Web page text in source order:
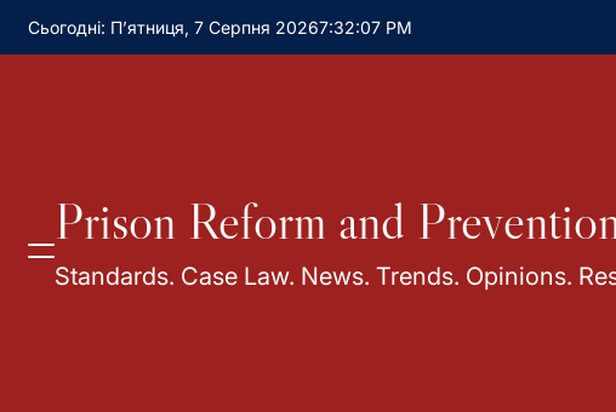
Сьогодні: П’ятниця, 7 Серпня 20267:32:08 PM
Prison Reform and
Standards. Case Law. News. Trends. Opinions.